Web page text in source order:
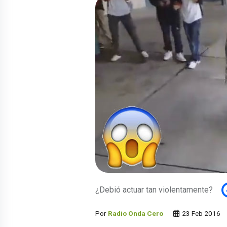
¿Debió actuar tan violentamente?
Por Radio Onda Cero 23 Feb 2016